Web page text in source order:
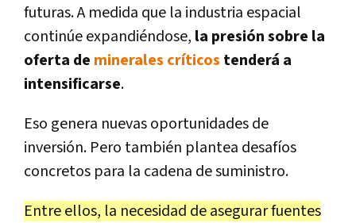
futuras. A medida que la industria espacial
continúe expandiéndose, la presión sobre la
oferta de minerales críticos tenderá a
intensificarse.
Eso genera nuevas oportunidades de
inversión. Pero también plantea desafíos
concretos para la cadena de suministro.
Entre ellos, la necesidad de asegurar fuentes